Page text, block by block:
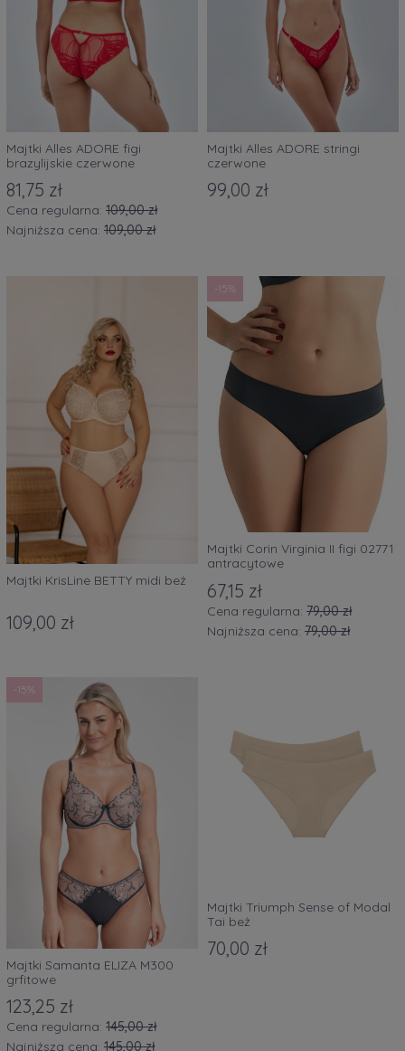
Majtki Alles ADORE figi
brazylijskie czerwone
81,75 zł
Cena regularna: 109,00 zł
Najniższa cena: 109,00 zł
Majtki Alles ADORE stringi
czerwone
99,00 zł
Majtki KrisLine BETTY midi beż
109,00 zł
Majtki Corin Virginia II figi 02771
antracytowe
67,15 zł
Cena regularna: 79,00 zł
Najniższa cena: 79,00 zł
-15%
Majtki Samanta ELIZA M300
grfitowe
123,25 zł
Cena regularna: 145,00 zł
Najniższa cena: 145,00 zł
-15%
Majtki Triumph Sense of Modal
Tai beż
70,00 zł